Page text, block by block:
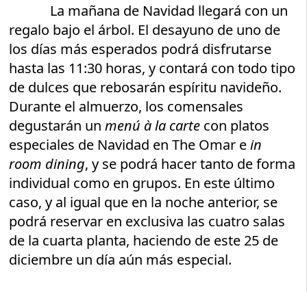
La mañana de Navidad llegará con un
regalo bajo el árbol. El desayuno de uno de
los días más esperados podrá disfrutarse
hasta las 11:30 horas, y contará con todo tipo
de dulces que rebosarán espíritu navideño.
Durante el almuerzo, los comensales
degustarán unmenú à la carte con platos
especiales de Navidad en The Omar ein
room dining, y se podrá hacer tanto de forma
individual como en grupos. En este último
caso, y al igual que en la noche anterior, se
podrá reservar en exclusiva las cuatro salas
de la cuarta planta, haciendo de este 25 de
diciembre un día aún más especial.